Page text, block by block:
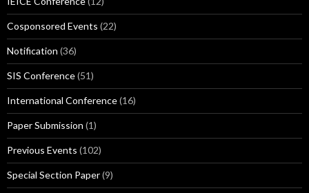
Cosponsored Events (22)
Notification (36)
SIS Conference(51)
International Conference(16)
Paper Submission (1)
Previous Events (102)
Special Section Paper(9)